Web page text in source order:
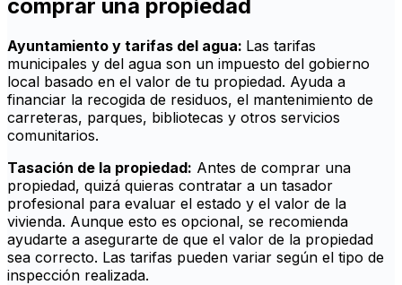
comprar una propiedad
Ayuntamiento y tarifas del agua: Las tarifas
municipales y del agua son un impuesto del gobierno
local basado en el valor de tu propiedad. Ayuda a
financiar la recogida de residuos, el mantenimiento de
carreteras, parques, bibliotecas y otros servicios
comunitarios.
Tasación de la propiedad: Antes de comprar una
propiedad, quizá quieras contratar a un tasador
profesional para evaluar el estado y el valor de la
vivienda. Aunque esto es opcional, se recomienda
ayudarte a asegurarte de que el valor de la propiedad
sea correcto. Las tarifas pueden variar según el tipo de
inspección realizada.